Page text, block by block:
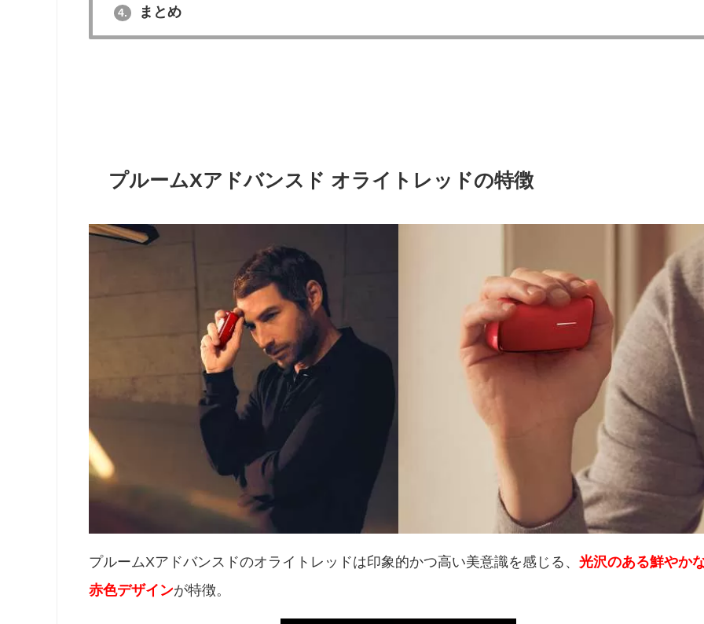
4. まとめ
プルームXアドバンスド オライトレッドの特徴
プルームXアドバンスドのオライトレッドは印象的かつ高い美意識を感じる、 光沢のある鮮やか
赤色デザインが特徴。